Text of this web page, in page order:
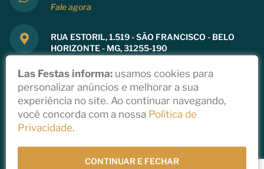
Fale agora
RUA ESTORIL, 1.519 - SÃO FRANCISCO - BELO
HORIZONTE - MG, 31255-190
Copyright 2021
Las Festas informa: usamos cookies para
personalizar anúncios e melhorar a sua
experiência no site. Ao continuar navegando,
você concorda com a nossa Política de
Privacidade.
CONTINUAR E FECHAR